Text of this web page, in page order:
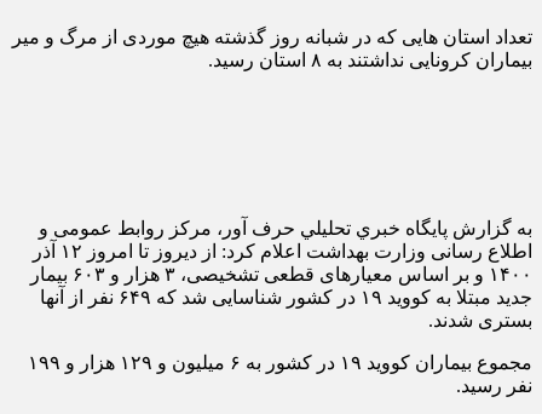
تعداد استان هایی که در شبانه روز گذشته هیچ موردی از مرگ و میر
بیماران کرونایی نداشتند به ۸ استان رسید.
به گزارش پايگاه خبري تحليلي حرف آور، مرکز روابط عمومی و
اطلاع رسانی وزارت بهداشت اعلام کرد: از دیروز تا امروز ۱۲ آذر
۱۴۰۰ و بر اساس معیارهای قطعی تشخیصی، ۳ هزار و ۶۰۳ بیمار
جدید مبتلا به کووید ۱۹ در کشور شناسایی شد که ۶۴۹ نفر از آنها
بستری شدند.
مجموع بیماران کووید ۱۹ در کشور به ۶ میلیون و ۱۲۹ هزار و ۱۹۹
نفر رسید.